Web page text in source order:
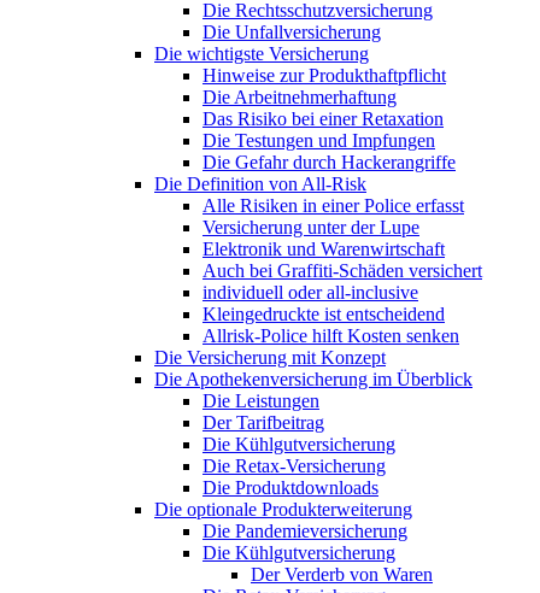
Die Rechtsschutzversicherung
Die Unfallversicherung
Die wichtigste Versicherung
Hinweise zur Produkthaftpflicht
Die Arbeitnehmerhaftung
Das Risiko bei einer Retaxation
Die Testungen und Impfungen
Die Gefahr durch Hackerangriffe
Die Definition von All-Risk
Alle Risiken in einer Police erfasst
Versicherung unter der Lupe
Elektronik und Warenwirtschaft
Auch bei Graffiti-Schäden versichert
individuell oder all-inclusive
Kleingedruckte ist entscheidend
Allrisk-Police hilft Kosten senken
Die Versicherung mit Konzept
Die Apothekenversicherung im Überblick
Die Leistungen
Der Tarifbeitrag
Die Kühlgutversicherung
Die Retax-Versicherung
Die Produktdownloads
Die optionale Produkterweiterung
Die Pandemieversicherung
Die Kühlgutversicherung
Der Verderb von Waren